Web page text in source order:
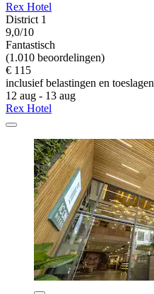
Rex Hotel
District 1
9,0/10
Fantastisch
(1.010 beoordelingen)
€ 115
inclusief belastingen en toeslagen
12 aug - 13 aug
Rex Hotel